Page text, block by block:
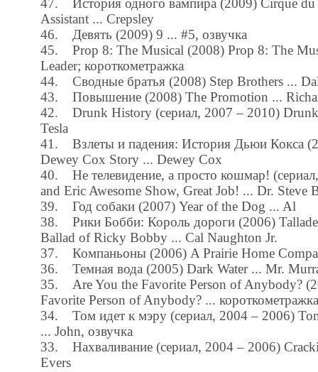
47. История одного вампира (2009) Cirque du
Assistant ... Crepsley
46. Девять (2009) 9 ... #5, озвучка
45. Prop 8: The Musical (2008) Prop 8: The
Leader; короткометражка
44. Сводные братья (2008) Step Brothers ...
43. Повышение (2008) The Promotion ...
42. Drunk History (сериал, 2007 – 2010)
Tesla
41. Взлеты и падения: История Дьюи Кокса
Dewey Cox Story ... Dewey Cox
40. Не телевидение, а просто кошмар!
and Eric Awesome Show, Great Job! ... Dr. Steve
39. Год собаки (2007) Year of the Dog ... Al
38. Рики Бобби: Король дороги (2006)
Ballad of Ricky Bobby ... Cal Naughton Jr.
37. Компаньоны (2006) A Prairie Home
36. Темная вода (2005) Dark Water ... Mr.
35. Are You the Favorite Person of Anybody?
Favorite Person of Anybody? ... короткометражка
34. Том идет к мэру (сериал, 2004 – 2006)
... John, озвучка
33. Нахваливание (сериал, 2004 – 2006)
Evers